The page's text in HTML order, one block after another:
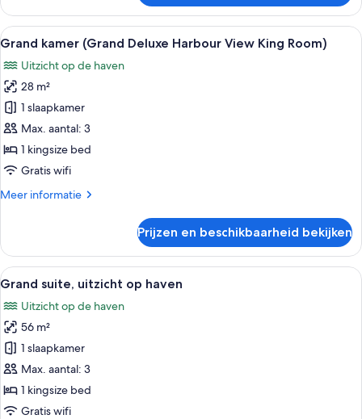
Twin
kamer
(Grand
Twin
Room)
Alle
foto's
voor
Grand
kamer
(Grand
Deluxe
Harbour
King
Een moderne hotelkamer met een
7
Grand kamer (Grand Deluxe Harbour View King Room)
Uitzicht op de haven
28 m²
1 slaapkamer
Max. aantal: 3
1 kingsize bed
Gratis wifi
Meer informatie
Meer
kamer
(Grand
Deluxe
View
King
Room)
Prijzen en beschikbaarheid bekijken
Alle
foto's
voor
Grand
suite,
uitzicht
op
haven
Een moderne woonkamer met een
8
Grand suite, uitzicht op haven
Uitzicht op de haven
56 m²
1 slaapkamer
Max. aantal: 3
1 kingsize bed
Gratis wifi